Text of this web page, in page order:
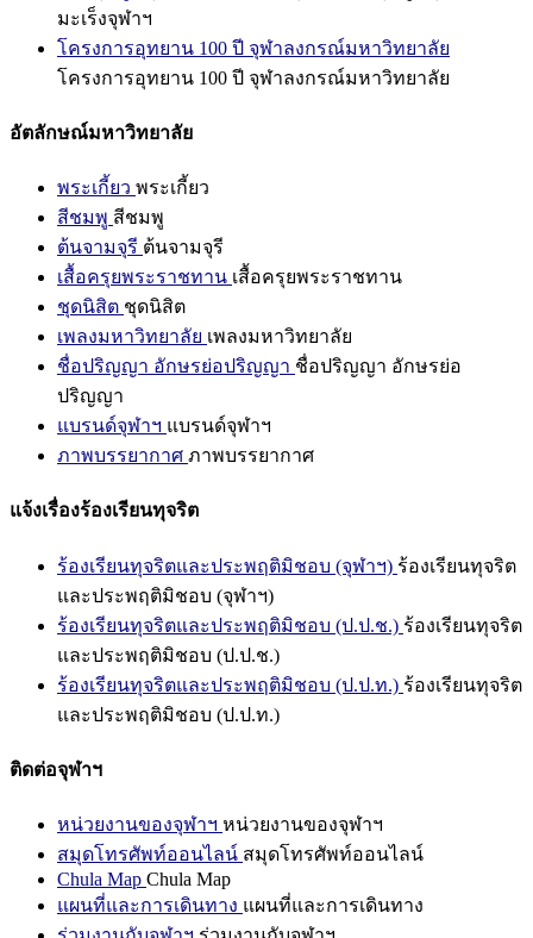
มะเร็งจุฬาฯ
โครงการอุทยาน 100 ปี จุฬาลงกรณ์มหาวิทยาลัย
โครงการอุทยาน 100 ปี จุฬาลงกรณ์มหาวิทยาลัย
อัตลักษณ์มหาวิทยาลัย
พระเกี้ยว พระเกี้ยว
สีชมพู สีชมพู
ต้นจามจุรี ต้นจามจุรี
เสื้อครุยพระราชทาน เสื้อครุยพระราชทาน
ชุดนิสิต ชุดนิสิต
เพลงมหาวิทยาลัย เพลงมหาวิทยาลัย
ชื่อปริญญา อักษรย่อปริญญา ชื่อปริญญา อักษรย่อ
ปริญญา
แบรนด์จุฬาฯ แบรนด์จุฬาฯ
ภาพบรรยากาศ ภาพบรรยากาศ
แจ้งเรื่องร้องเรียนทุจริต
ร้องเรียนทุจริตและประพฤติมิชอบ (จุฬาฯ) ร้องเรียนทุจริต
และประพฤติมิชอบ (จุฬาฯ)
ร้องเรียนทุจริตและประพฤติมิชอบ (ป.ป.ช.) ร้องเรียนทุจริต
และประพฤติมิชอบ (ป.ป.ช.)
ร้องเรียนทุจริตและประพฤติมิชอบ (ป.ป.ท.) ร้องเรียนทุจริต
และประพฤติมิชอบ (ป.ป.ท.)
ติดต่อจุฬาฯ
หน่วยงานของจุฬาฯ หน่วยงานของจุฬาฯ
สมุดโทรศัพท์ออนไลน์ สมุดโทรศัพท์ออนไลน์
Chula Map Chula Map
แผนที่และการเดินทาง แผนที่และการเดินทาง